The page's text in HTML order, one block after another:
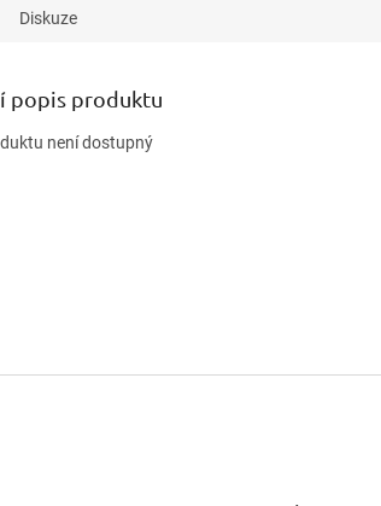
Diskuze
popis produktu
není dostupný